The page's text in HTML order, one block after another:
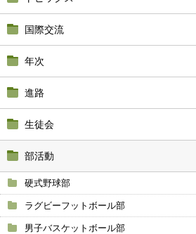
国際交流
年次
進路
生徒会
部活動
硬式野球部
ラグビーフットボール部
男子バスケットボール部